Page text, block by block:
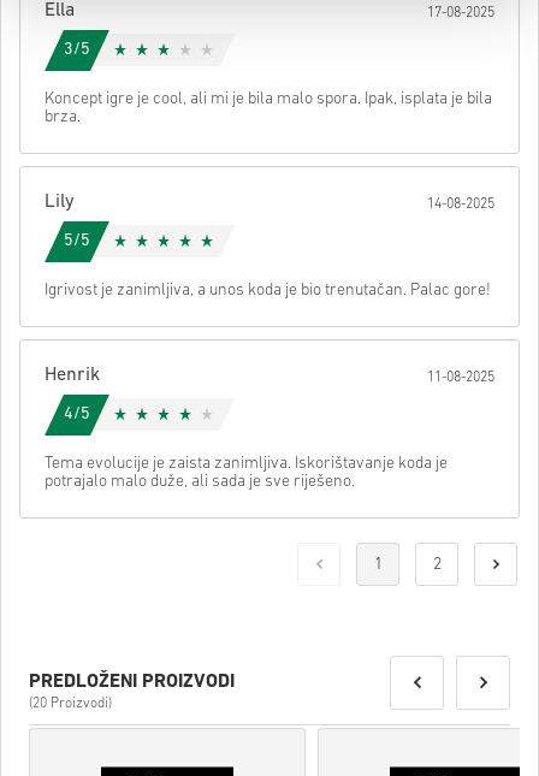
svom kodu.
Ella 17-08-2025
3/5
Koncept igre je cool, ali mi je bila malo spora. Ipak, isplata je bila
brza.
Lily 14-08-2025
5/5
Igrivost je zanimljiva, a unos koda je bio trenutačan. Palac gore!
Henrik 11-08-2025
4/5
Tema evolucije je zaista zanimljiva. Iskorištavanje koda je
potrajalo malo duže, ali sada je sve riješeno.
1 2
PREDLOŽENI PROIZVODI
(20 Proizvodi)